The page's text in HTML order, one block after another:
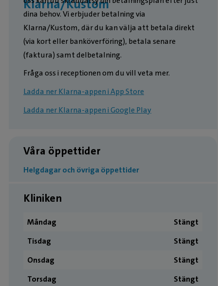
Klarna/Kustom
dina behov. Vi erbjuder betalning via
Klarna/Kustom, där du kan välja att betala direkt
(via kort eller banköverföring), betala senare
(faktura) samt delbetalning.
Fråga oss i receptionen om du vill veta mer.
Ladda ner Klarna-appen i App Store
Ladda ner Klarna-appen i Google Play
Våra öppettider
Helgdagar och övriga öppettider
Kliniken
Måndag
Stängt
Tisdag
Stängt
Onsdag
Stängt
Torsdag
Stängt